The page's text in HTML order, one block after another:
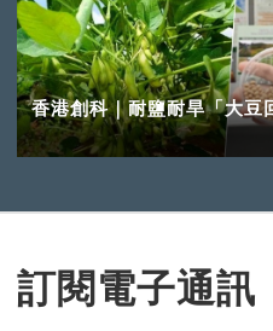
香港創科｜耐鹽耐旱「大豆
訂閱電子通訊